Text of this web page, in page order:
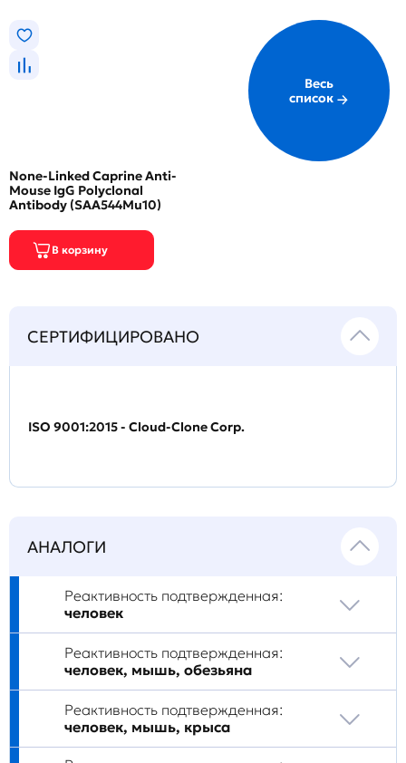
None-Linked Caprine Anti-
Mouse IgG Polyclonal
Antibody (SAA544Mu10)
Весь
список
СЕРТИФИЦИРОВАНО
ISO 9001:2015 - Cloud-Clone Corp.
АНАЛОГИ
Реактивность подтвержденная:
человек
Реактивность подтвержденная:
человек, мышь, обезьяна
Реактивность подтвержденная:
человек, мышь, крыса